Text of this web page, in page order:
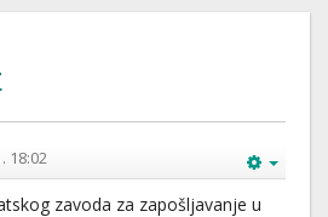
18:02
zavoda za zapošljavanje u